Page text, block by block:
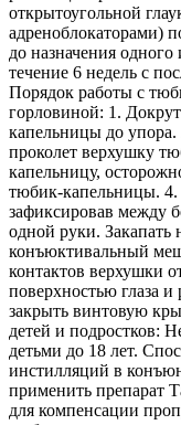
открытоугольной
адреноблокаторами)
до назначения одного
течение 6 недель с
Порядок работы с
горловиной: 1.
капельницы до
проколет верхушку
капельницу,
тюбик-капельницы.
зафиксировав между
одной руки. Закапать
конъюктивальный
контактов верхушки
поверхностью глаза
закрыть винтовую
детей и подростков:
детьми до 18 лет.
инстилляций в
применить препарат
для компенсации